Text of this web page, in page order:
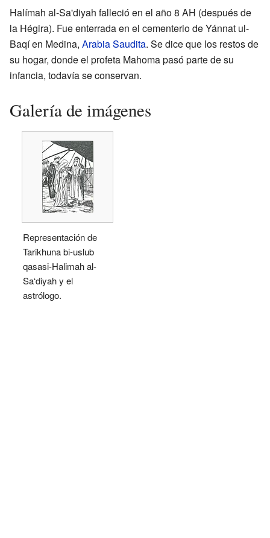
Halímah al-Sa'diyah falleció en el año 8 AH (después de
la Hégira). Fue enterrada en el cementerio de Yánnat ul-
Baqí en Medina, Arabia Saudita. Se dice que los restos de
su hogar, donde el profeta Mahoma pasó parte de su
infancia, todavía se conservan.
Galería de imágenes
Representación de
Tarikhuna bi-uslub
qasasi-Halimah al-
Sa‘diyah y el
astrólogo.